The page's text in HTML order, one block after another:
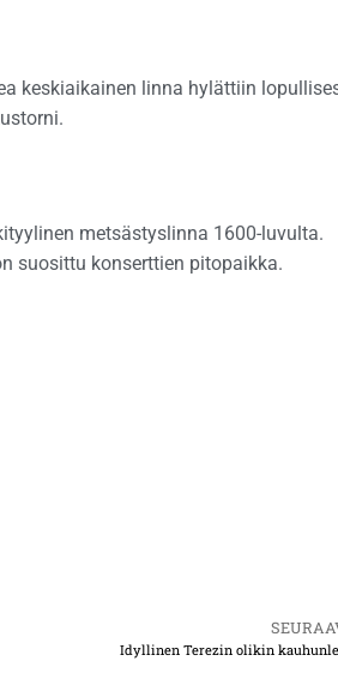
keskiaikainen linna hylättiin
metsästyslinna 1600-luvulta.
suosittu konserttien pitopaikka.
Idyllinen Terezin olikin